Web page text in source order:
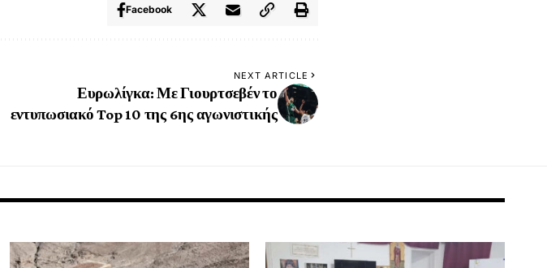
Facebook
NEXT ARTICLE
Ευρωλίγκα: Με Γιουρτσεβέν το
εντυπωσιακό Top 10 της 6ης αγωνιστικής